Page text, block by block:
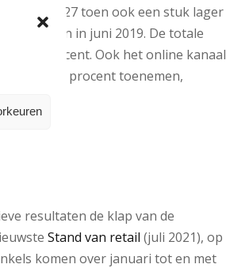
met -27 toen ook een stuk lager
hoger dan in juni 2019. De totale
8 procent. Ook het online kanaal
met 15 procent toenemen,
resultaten de klap van de
Stand van retail (juli 2021), op
komen over januari tot en met